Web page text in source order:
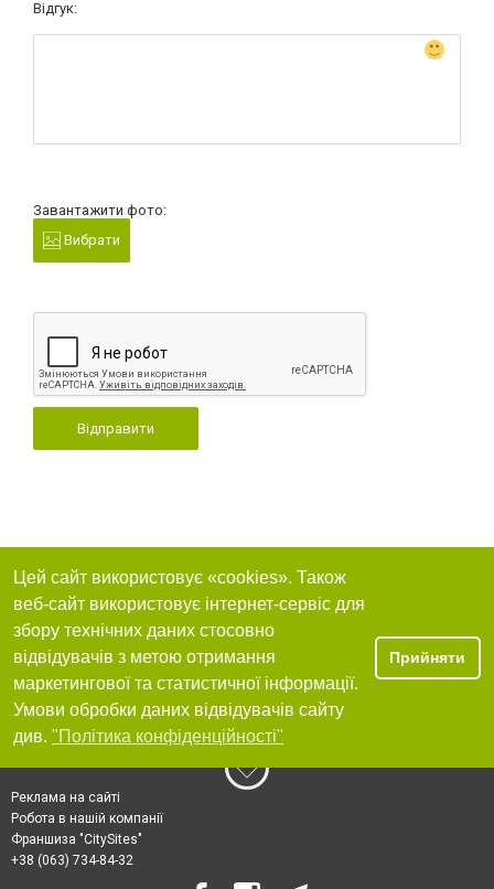
Відгук:
Завантажити фото:
Вибрати
Відправити
Цей сайт використовує «cookies». Також
веб-сайт використовує інтернет-сервіс для
збору технічних даних стосовно
відвідувачів з метою отримання
маркетингової та статистичної інформації.
Умови обробки даних відвідувачів сайту
див. "Політика конфіденційності"
Прийняти
Реклама на сайті
Робота в нашій компанії
Франшиза "CitySites"
+38 (063) 734-84-32